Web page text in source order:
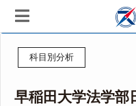
科目別分析
早稲田大学法学